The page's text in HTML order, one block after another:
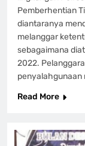
Pemberhentian
diantaranya
melanggar
sebagaimana
2022.
penyalahgunaan
Read More